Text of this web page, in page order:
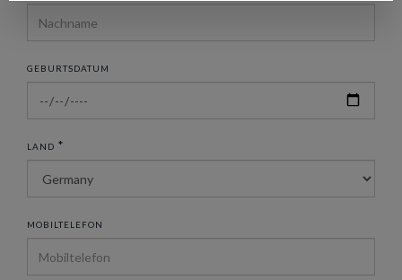
GEBURTSDATUM
LAND *
MOBILTELEFON